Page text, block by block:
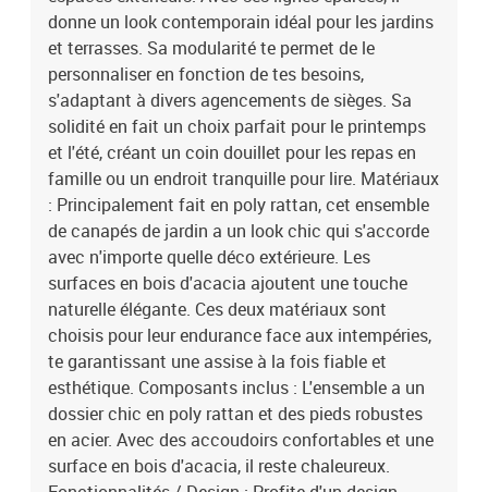
confortableAssemblage requis: OuiContenant de la livraison:2 x
Canapé avec accoudoirs :131 x 62 x 69 cm (LxWxH)1 x Siège
d'angle :62 x 62 x 69 cm (LxWxH)3 x Siège central :55 x 62 x 69 cm
(LxWxH)2 x Pouf :40 x 40 x 38 cm (LxWxH)1 x Table :80 x 80 x 71
cm (LxWxH)EAN: 8721288417541SKU: 3361635Brand: vidaXL
donne un look contemporain idéal pour les jardins
et terrasses. Sa modularité te permet de le
personnaliser en fonction de tes besoins,
s'adaptant à divers agencements de sièges. Sa
solidité en fait un choix parfait pour le printemps
et l'été, créant un coin douillet pour les repas en
famille ou un endroit tranquille pour lire. Matériaux
: Principalement fait en poly rattan, cet ensemble
de canapés de jardin a un look chic qui s'accorde
avec n'importe quelle déco extérieure. Les
surfaces en bois d'acacia ajoutent une touche
naturelle élégante. Ces deux matériaux sont
choisis pour leur endurance face aux intempéries,
te garantissant une assise à la fois fiable et
esthétique. Composants inclus : L'ensemble a un
dossier chic en poly rattan et des pieds robustes
en acier. Avec des accoudoirs confortables et une
surface en bois d'acacia, il reste chaleureux.